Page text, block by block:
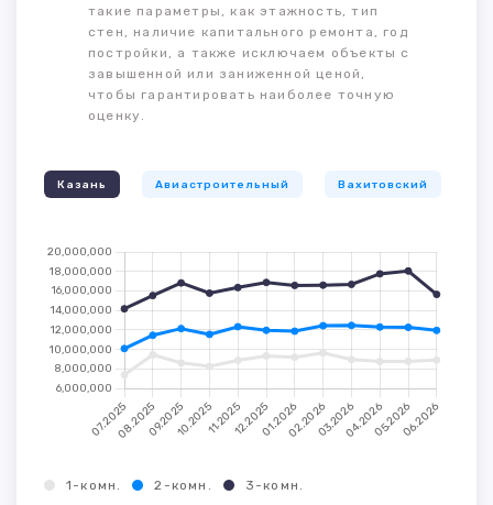
такие параметры, как этажность, тип
стен, наличие капитального ремонта, год
постройки, а также исключаем объекты с
завышенной или заниженной ценой,
чтобы гарантировать наиболее точную
оценку.
Казань Авиастроительный Вахитовский
1-комн. 2-комн. 3-комн.